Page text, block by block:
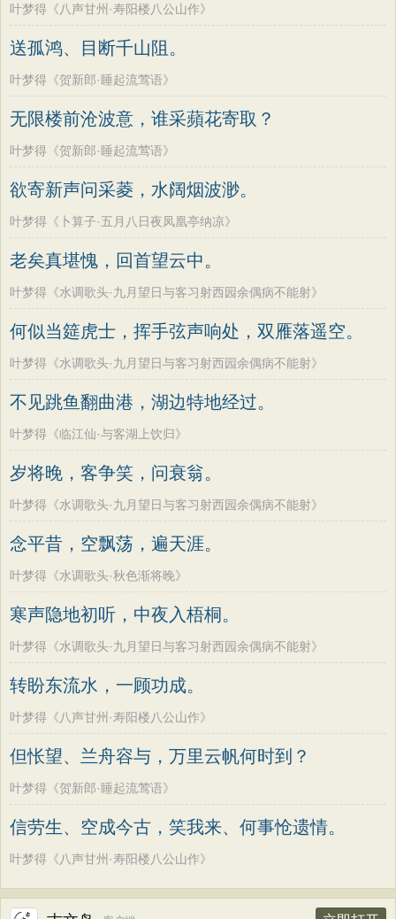
叶梦得《八声甘州·寿阳楼八公山作》
送孤鸿、目断千山阻。
叶梦得《贺新郎·睡起流莺语》
无限楼前沧波意，谁采蘋花寄取？
叶梦得《贺新郎·睡起流莺语》
欲寄新声问采菱，水阔烟波渺。
叶梦得《卜算子·五月八日夜凤凰亭纳凉》
老矣真堪愧，回首望云中。
叶梦得《水调歌头·九月望日与客习射西园余偶病不能射》
何似当筵虎士，挥手弦声响处，双雁落遥空。
叶梦得《水调歌头·九月望日与客习射西园余偶病不能射》
不见跳鱼翻曲港，湖边特地经过。
叶梦得《临江仙·与客湖上饮归》
岁将晚，客争笑，问衰翁。
叶梦得《水调歌头·九月望日与客习射西园余偶病不能射》
念平昔，空飘荡，遍天涯。
叶梦得《水调歌头·秋色渐将晚》
寒声隐地初听，中夜入梧桐。
叶梦得《水调歌头·九月望日与客习射西园余偶病不能射》
转盼东流水，一顾功成。
叶梦得《八声甘州·寿阳楼八公山作》
但怅望、兰舟容与，万里云帆何时到？
叶梦得《贺新郎·睡起流莺语》
信劳生、空成今古，笑我来、何事怆遗情。
叶梦得《八声甘州·寿阳楼八公山作》